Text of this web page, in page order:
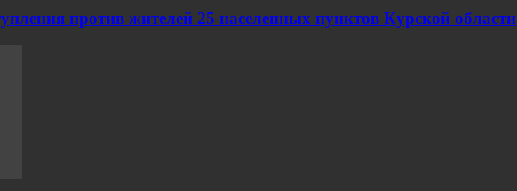
против жителей 25 населенных пунктов Курской области